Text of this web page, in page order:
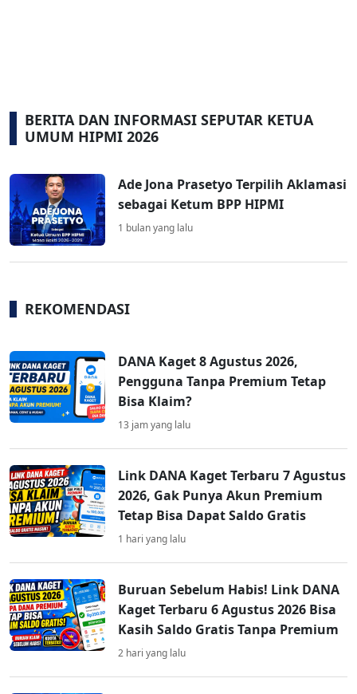
BERITA DAN INFORMASI SEPUTAR KETUA
UMUM HIPMI 2026
Ade Jona Prasetyo Terpilih Aklamasi
sebagai Ketum BPP HIPMI
1 bulan yang lalu
REKOMENDASI
DANA Kaget 8 Agustus 2026,
Pengguna Tanpa Premium Tetap
Bisa Klaim?
13 jam yang lalu
Link DANA Kaget Terbaru 7 Agustus
2026, Gak Punya Akun Premium
Tetap Bisa Dapat Saldo Gratis
1 hari yang lalu
Buruan Sebelum Habis! Link DANA
Kaget Terbaru 6 Agustus 2026 Bisa
Kasih Saldo Gratis Tanpa Premium
2 hari yang lalu